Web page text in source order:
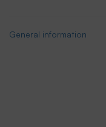
General information